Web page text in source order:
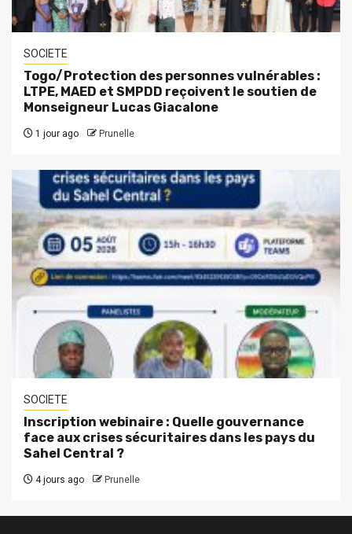
SOCIETE
Togo/Protection des personnes vulnérables :
LTPE, MAED et SMPDD reçoivent le soutien de
Monseigneur Lucas Giacalone
1 jour ago Prunelle
SOCIETE
Inscription webinaire : Quelle gouvernance
face aux crises sécuritaires dans les pays du
Sahel Central ?
4 jours ago Prunelle